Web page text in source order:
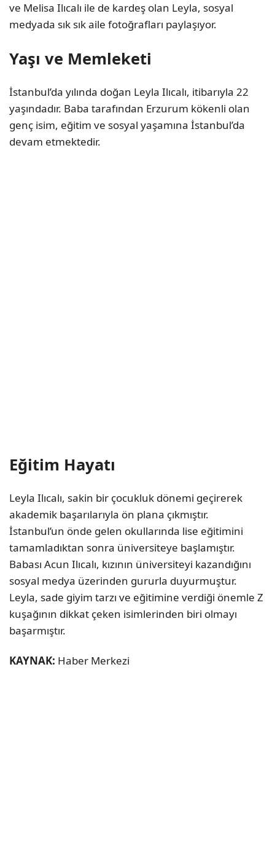
ve Melisa Ilıcalı ile de kardeş olan Leyla, sosyal
medyada sık sık aile fotoğrafları paylaşıyor.
Yaşı ve Memleketi
İstanbul’da yılında doğan Leyla Ilıcalı, itibarıyla 22
yaşındadır. Baba tarafından Erzurum kökenli olan
genç isim, eğitim ve sosyal yaşamına İstanbul’da
devam etmektedir.
Eğitim Hayatı
Leyla Ilıcalı, sakin bir çocukluk dönemi geçirerek
akademik başarılarıyla ön plana çıkmıştır.
İstanbul’un önde gelen okullarında lise eğitimini
tamamladıktan sonra üniversiteye başlamıştır.
Babası Acun Ilıcalı, kızının üniversiteyi kazandığını
sosyal medya üzerinden gururla duyurmuştur.
Leyla, sade giyim tarzı ve eğitimine verdiği önemle Z
kuşağının dikkat çeken isimlerinden biri olmayı
başarmıştır.
KAYNAK: Haber Merkezi